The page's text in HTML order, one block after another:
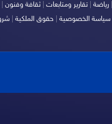
رياضة |تقارير ومتابعات |ثقافة وفنون
|سياسة الخصوصية حقوق الملكية |